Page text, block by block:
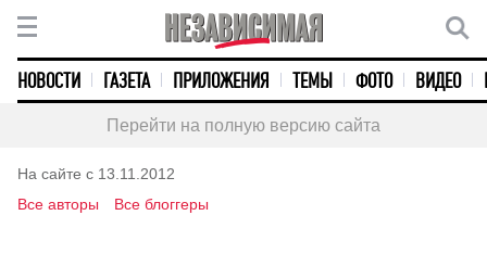
НОВОСТИ ГАЗЕТА ПРИЛОЖЕНИЯ ТЕМЫ ФОТО ВИДЕО
Перейти на полную версию сайта
На сайте с 13.11.2012
Все авторы
Все блоггеры